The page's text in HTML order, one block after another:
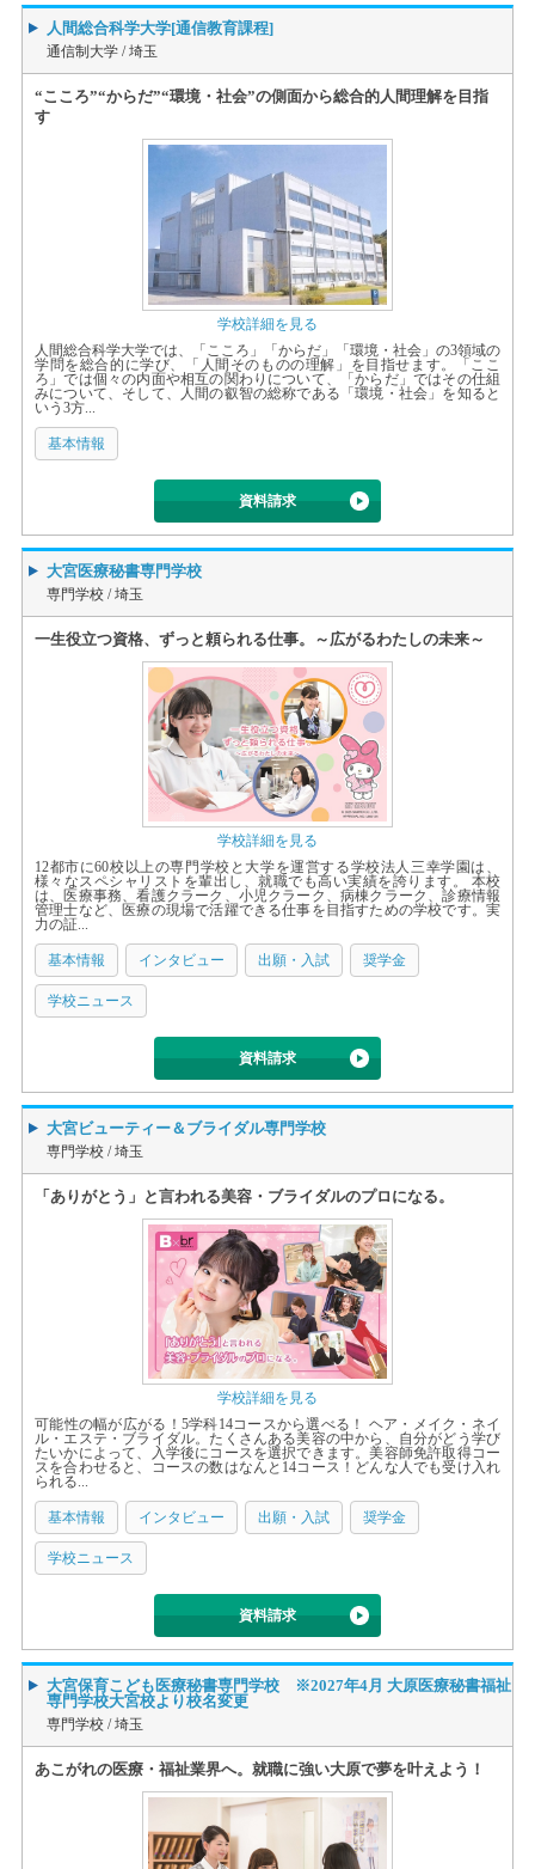
人間総合科学大学[通信教育課程]
通信制大学 /埼玉
“こころ”“からだ”“環境・社会”の側面から総合的人間理解を目指
す
学校詳細を見る
人間総合科学大学では、「こころ」「からだ」「環境・社会」の3領域の
学問を総合的に学び、「人間そのものの理解」を目指せます。「ここ
ろ」では個々の内面や相互の関わりについて、「からだ」ではその仕組
みについて、そして、人間の叡智の総称である「環境・社会」を知ると
いう3方...
基本情報
資料請求
大宮医療秘書専門学校
専門学校 /埼玉
一生役立つ資格、ずっと頼られる仕事。～広がるわたしの未来～
学校詳細を見る
12都市に60校以上の専門学校と大学を運営する学校法人三幸学園は、
様々なスペシャリストを輩出し、就職でも高い実績を誇ります。 本校
は、医療事務、看護クラーク、小児クラーク、病棟クラーク、診療情報
管理士など、医療の現場で活躍できる仕事を目指すための学校です。実
力の証...
基本情報 インタビュー 出願・入試 奨学金
学校ニュース
資料請求
大宮ビューティー＆ブライダル専門学校
専門学校 /埼玉
「ありがとう」と言われる美容・ブライダルのプロになる。
学校詳細を見る
可能性の幅が広がる！5学科14コースから選べる！ ヘア・メイク・ネイ
ル・エステ・ブライダル。たくさんある美容の中から、自分がどう学び
たいかによって、入学後にコースを選択できます。美容師免許取得コー
スを合わせると、コースの数はなんと14コース！どんな人でも受け入れ
られる...
基本情報 インタビュー 出願・入試 奨学金
学校ニュース
資料請求
大宮保育こども医療秘書専門学校 ※2027年4月 大原医療秘書福祉
専門学校大宮校より校名変更
専門学校 /埼玉
あこがれの医療・福祉業界へ。就職に強い大原で夢を叶えよう！